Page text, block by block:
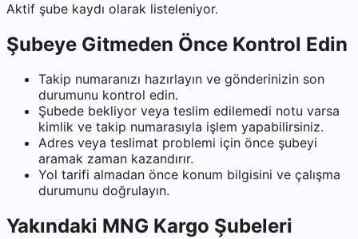
Aktif şube kaydı olarak listeleniyor.
Şubeye Gitmeden Önce Kontrol Edin
Takip numaranızı hazırlayın ve gönderinizin son
durumunu kontrol edin.
Şubede bekliyor veya teslim edilemedi notu varsa
kimlik ve takip numarasıyla işlem yapabilirsiniz.
Adres veya teslimat problemi için önce şubeyi
aramak zaman kazandırır.
Yol tarifi almadan önce konum bilgisini ve çalışma
durumunu doğrulayın.
Yakındaki MNG Kargo Şubeleri